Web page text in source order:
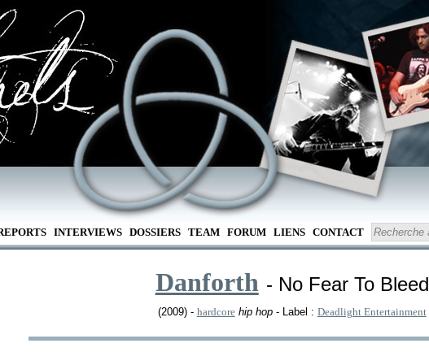
INTERVIEWS DOSSIERS TEAM FORUM LIENS CONTACT
Danforth - No Fear To Bleed
(2009) - hardcore hip hop- Label : Deadlight Entertainment